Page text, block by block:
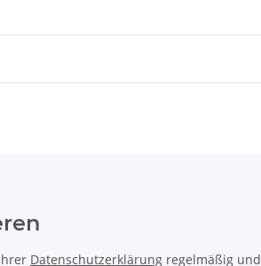
Datenschutzerklärung regelmäßig und